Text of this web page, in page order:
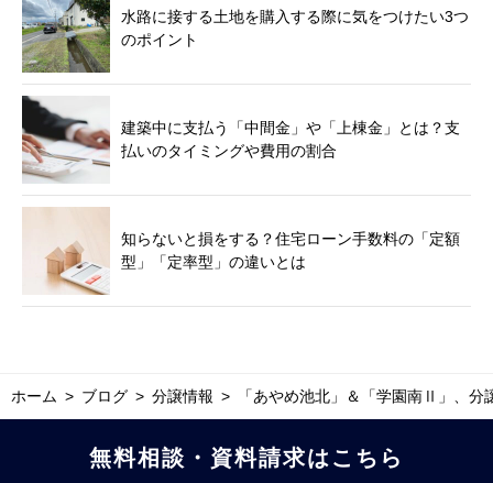
水路に接する土地を購入する際に気をつけたい3つ
のポイント
建築中に支払う「中間金」や「上棟金」とは？支
払いのタイミングや費用の割合
知らないと損をする？住宅ローン手数料の「定額
型」「定率型」の違いとは
ホーム ブログ 分譲情報 「あやめ池北」＆「学園南Ⅱ」、
無料相談・資料請求はこちら